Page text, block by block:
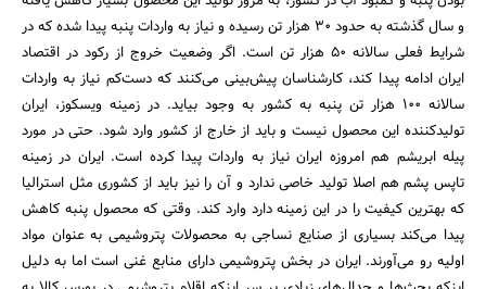
و سال گذشته به حدود 30 هزار تن رسیده و نیاز به واردات پنبه پیدا شده که در
شرایط فعلی سالانه 50 هزار تن است. اگر وضعیت خروج از رکود در اقتصاد
ایران ادامه پیدا کند، کارشناسان پیش‌بینی می‌کنند که دست‌کم نیاز به واردات
سالانه 100 هزار تن پنبه به کشور به وجود بیاید. در زمینه ویسکوز، ایران
تولیدکننده این محصول نیست و باید از خارج از کشور وارد شود. حتی در مورد
پیله ابریشم هم امروزه ایران نیاز به واردات پیدا کرده است. ایران در زمینه
تاپس پشم هم اصلا تولید خاصی ندارد و آن را نیز باید از کشوری مثل استرالیا
که بهترین کیفیت را در این زمینه دارد وارد کند. وقتی که محصول پنبه کاهش
پیدا می‌کند بسیاری از صنایع نساجی به محصولات پتروشیمی به عنوان مواد
اولیه رو می‌آورند. ایران در بخش پتروشیمی دارای منابع غنی است اما به دلیل